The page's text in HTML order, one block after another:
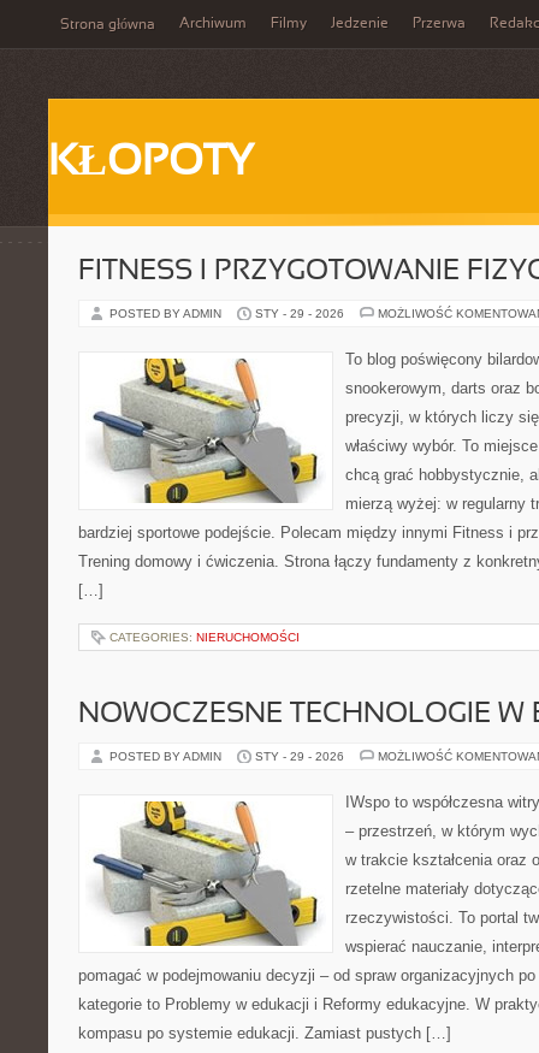
Strona główna Archiwum Filmy Jedzenie Przerwa
KŁOPOTY
FITNESS I PRZYGOTOWANIE
POSTED BY ADMIN STY - 29 - 2026 MOŻLIWOŚĆ
To blog poświęcony
snookerowym, darts oraz
precyzji, w których liczy się
właściwy wybór. To
chcą grać hobbystycznie,
mierzą wyżej: w regularny
bardziej sportowe podejście. Polecam między innymi Fitness i
Trening domowy i ćwiczenia. Strona łączy fundamenty z
[…]
CATEGORIES: NIERUCHOMOŚCI
NOWOCZESNE TECHNOLOGIE W
POSTED BY ADMIN STY - 29 - 2026 MOŻLIWOŚĆ
IWspo to współczesna
– przestrzeń, w którym
w trakcie kształcenia oraz
rzetelne materiały
rzeczywistości. To portal
wspierać nauczanie,
pomagać w podejmowaniu decyzji – od spraw organizacyjnych
kategorie to Problemy w edukacji i Reformy edukacyjne. W
kompasu po systemie edukacji. Zamiast pustych […]